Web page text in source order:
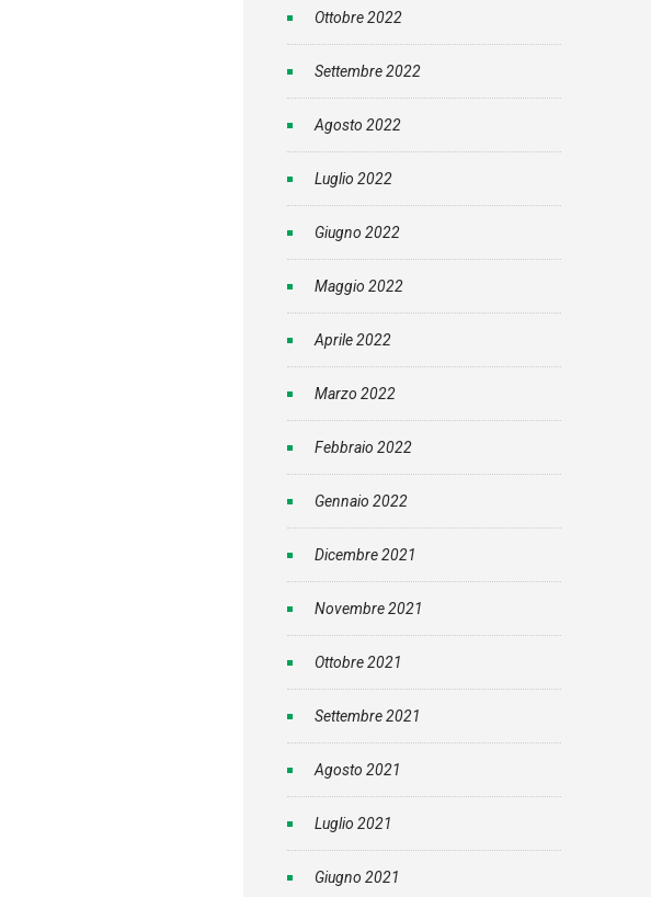
Ottobre 2022
Settembre 2022
Agosto 2022
Luglio 2022
Giugno 2022
Maggio 2022
Aprile 2022
Marzo 2022
Febbraio 2022
Gennaio 2022
Dicembre 2021
Novembre 2021
Ottobre 2021
Settembre 2021
Agosto 2021
Luglio 2021
Giugno 2021